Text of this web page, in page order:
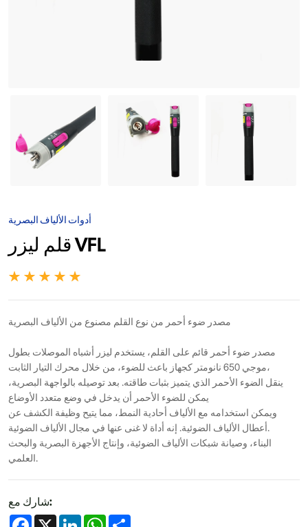
Pliers
أدوات الألياف البصرية
قلم ليزر VFL
مصدر ضوء أحمر من نوع القلم مصنوع من الألياف البصرية
مصدر ضوء أحمر قائم على القلم، يستخدم ليزر أشباه الموصلات بطول
موجي 650 نانومتر كجهاز باعث للضوء، من خلال محرك التيار الثابت،
ينقل الضوء الأحمر الذي يتميز بثبات طاقته. بعد توصيله بالواجهة البصرية،
يمكن للضوء الأحمر أن يدخل في وضع متعدد الأوضاع
ويمكن استخدامه مع الألياف أحادية النمط، مما يتيح وظيفة الكشف عن
أعطال الألياف الضوئية. إنه أداة لا غنى عنها في مجال الألياف الضوئية.
البناء، وصيانة شبكات الألياف الضوئية، وإنتاج الأجهزة البصرية والبحث
العلمي.
شارك مع:
Facebook
X LinkedInWhatsApp